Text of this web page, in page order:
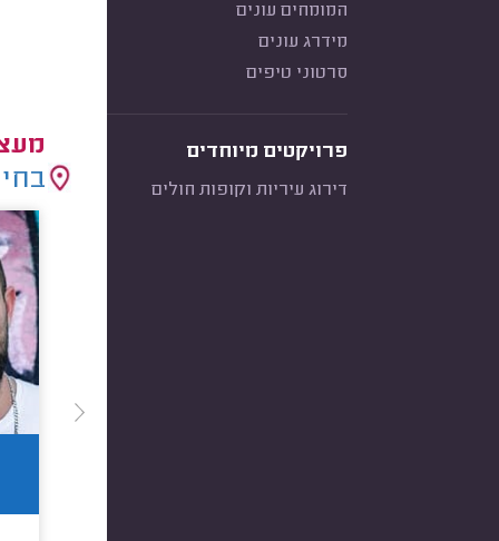
המומחים עונים
מידרג עונים
סרטוני טיפים
פרויקטים מיוחדים
דירוג עיריות וקופות חולים